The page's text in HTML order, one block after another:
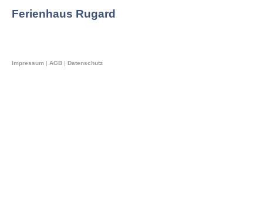
Ferienhaus Rugard
Impressum | AGB | Datenschutz